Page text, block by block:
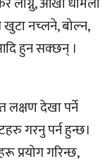
नच्लने, बोल्न,
हुन सक्छन् ।
लक्षण देखा पर्ने
गरनु पर्न हुन्छ।
प्रयोग गरिन्छ,